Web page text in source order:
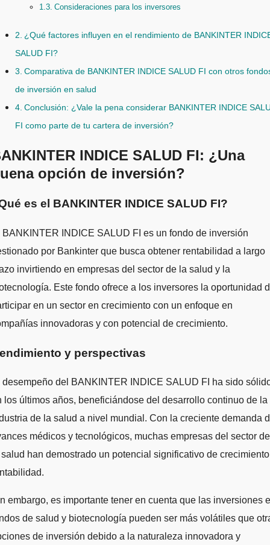
Consideraciones para los inversores
¿Qué factores influyen en el rendimiento de BANKINTER
SALUD FI?
Comparativa de BANKINTER INDICE SALUD FI con otros
de inversión en salud
Conclusión: ¿Vale la pena considerar BANKINTER INDICE
FI como parte de tu cartera de inversión?
INDICE SALUD FI: ¿Una
opción de inversión?
es el BANKINTER INDICE SALUD FI?
BANKINTER INDICE SALUD FI es un fondo de inversión
por Bankinter que busca obtener rentabilidad a largo
invirtiendo en empresas del sector de la salud y la
Este fondo ofrece a los inversores la oportunidad
en un sector en crecimiento con un enfoque en
innovadoras y con potencial de crecimiento.
y perspectivas
desempeño del BANKINTER INDICE SALUD FI ha sido
los últimos años, beneficiándose del desarrollo continuo de la
de la salud a nivel mundial. Con la creciente demanda
médicos y tecnológicos, muchas empresas del sector de
han demostrado un potencial significativo de
embargo, es importante tener en cuenta que las inversiones
de salud y biotecnología pueden ser más volátiles que
de inversión debido a la naturaleza innovadora y